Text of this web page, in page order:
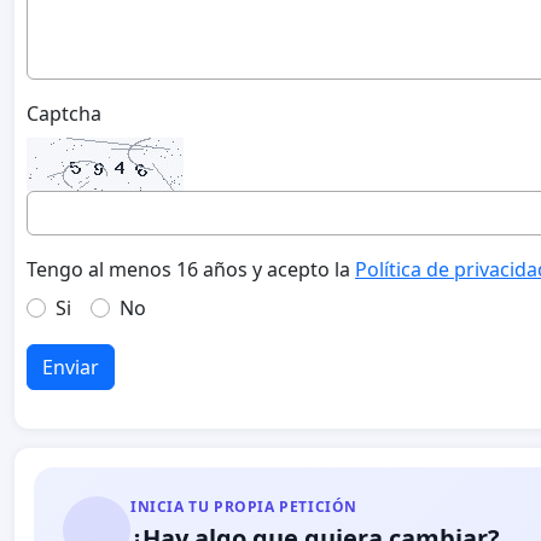
Captcha
Tengo al menos 16 años y acepto la Política de
Si
No
Enviar
INICIA TU PROPIA PETICIÓN